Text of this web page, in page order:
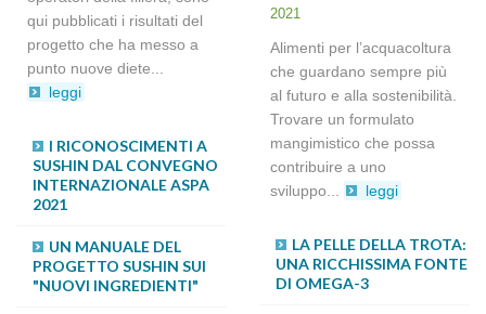
qui pubblicati i risultati del
progetto che ha messo a
punto nuove diete...
leggi
I RICONOSCIMENTI A
SUSHIN DAL CONVEGNO
INTERNAZIONALE ASPA
2021
UN MANUALE DEL
PROGETTO SUSHIN SUI
"NUOVI INGREDIENTI"
MICROALGHE E
CIANOBATTERI NUOVI
INGREDIENTI PER
L’ALIMENTAZIONE
ALLEVATI
È POSSIBILE RIDURRE
2021
Alimenti per l’acquacoltura
che guardano sempre più
al futuro e alla sostenibilità.
Trovare un formulato
mangimistico che possa
contribuire a uno
sviluppo...
leggi
LA PELLE DELLA TROTA:
UNA RICCHISSIMA FONTE
DI OMEGA-3